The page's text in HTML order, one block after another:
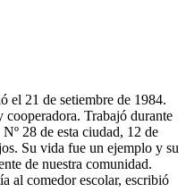
el 21 de setiembre de 1984.
cooperadora. Trabajó durante
28 de esta ciudad, 12 de
Su vida fue un ejemplo y su
de nuestra comunidad.
al comedor escolar, escribió